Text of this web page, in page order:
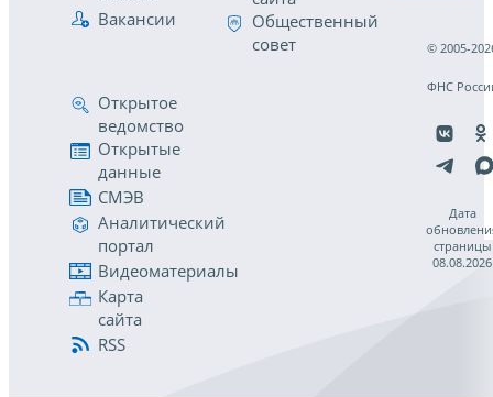
Вакансии
Общественный
совет
Открытое
ведомство
Открытые
данные
СМЭВ
Аналитический
портал
Видеоматериалы
Карта
сайта
RSS
© 2005-
ФНС
Дата
страницы
08.08.2026